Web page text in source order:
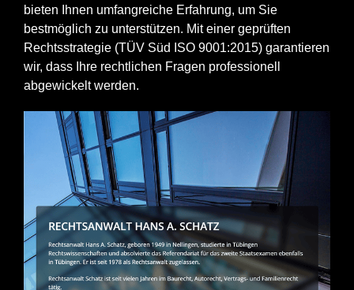
bieten Ihnen umfangreiche Erfahrung, um Sie
bestmöglich zu unterstützen. Mit einer geprüften
Rechtsstrategie (TÜV Süd ISO 9001:2015) garantieren
wir, dass Ihre rechtlichen Fragen professionell
abgewickelt werden.